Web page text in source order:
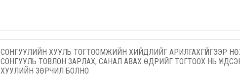
СОНГУУЛИЙН ХУУЛЬ ТОГТООМЖИЙН ХИЙДЛИЙГ АРИЛГАХГҮЙГЭЭР
СОНГУУЛЬ ТОВЛОН ЗАРЛАХ, САНАЛ АВАХ ӨДРИЙГ ТОГТООХ НЬ
ХУУЛИЙН ЗӨРЧИЛ БОЛНО